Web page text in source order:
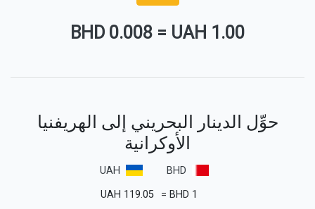
1.00 UAH
=
0.008 BHD
حوِّل الدينار البحريني إلى الهريفنيا
الأوكرانية
BHD
UAH
1
BHD
=
119.05
UAH